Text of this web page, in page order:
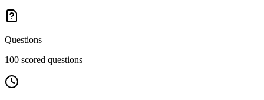
Questions
100 scored questions